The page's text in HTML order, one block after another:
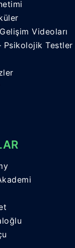
Videoları
Psikolojik Testler